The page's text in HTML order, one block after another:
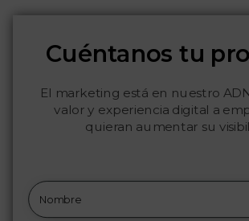
Cuéntanos tu
El marketing está en nuestro
valor y experiencia digital a
quieran aumentar su